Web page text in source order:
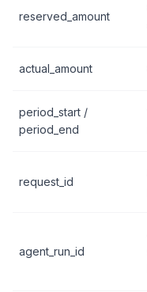
reserved_amount
actual_amount
period_start /
period_end
request_id
agent_run_id